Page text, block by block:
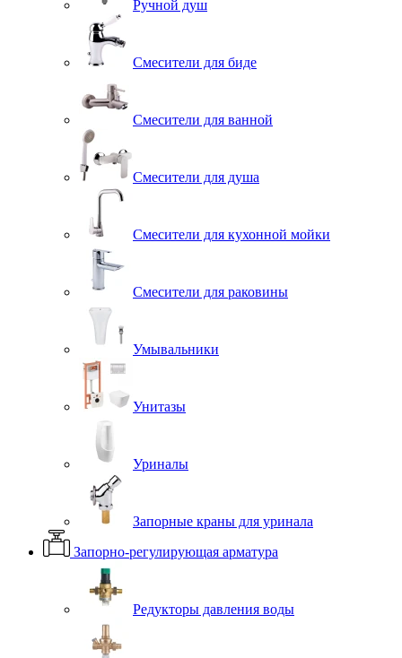
Ручной душ
Смесители для биде
Смесители для ванной
Смесители для душа
Смесители для кухонной мойки
Смесители для раковины
Умывальники
Унитазы
Уриналы
Запорные краны для уринала
Запорно-регулирующая арматура
Редукторы давления воды